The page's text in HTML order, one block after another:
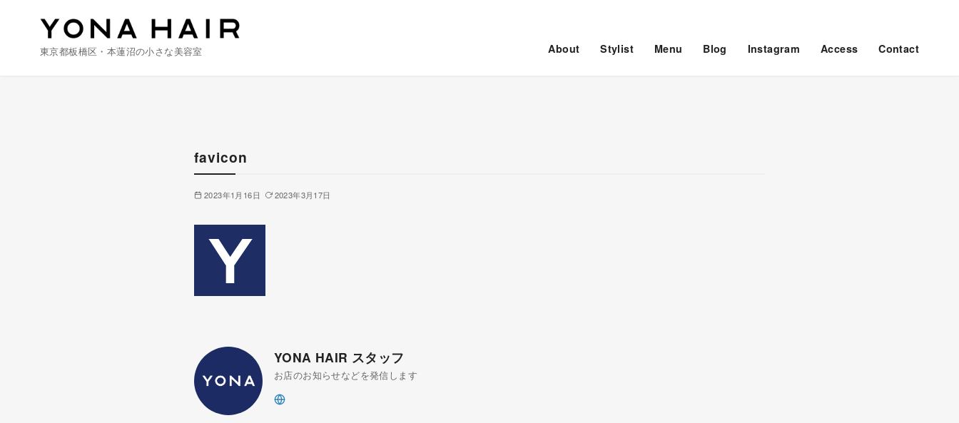
東京都板橋区・本蓮沼の小さな美容室 About Stylist Menu Blog Instagram Access Contact
favicon
2023年1月16日 2023年3月17日
YONA HAIR スタッフ
お店のお知らせなどを発信します